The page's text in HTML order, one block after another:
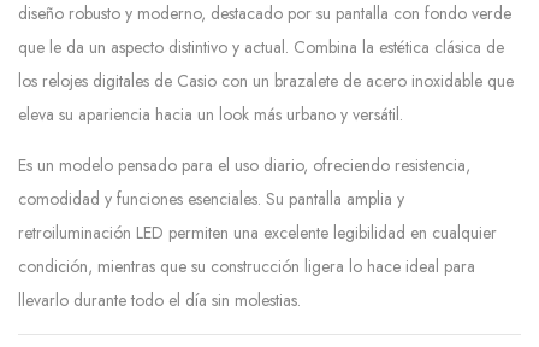
diseño robusto y moderno, destacado por su pantalla con fondo verde
que le da un aspecto distintivo y actual. Combina la estética clásica de
los relojes digitales de Casio con un brazalete de acero inoxidable que
eleva su apariencia hacia un look más urbano y versátil.
Es un modelo pensado para el uso diario, ofreciendo resistencia,
comodidad y funciones esenciales. Su pantalla amplia y
retroiluminación LED permiten una excelente legibilidad en cualquier
condición, mientras que su construcción ligera lo hace ideal para
llevarlo durante todo el día sin molestias.